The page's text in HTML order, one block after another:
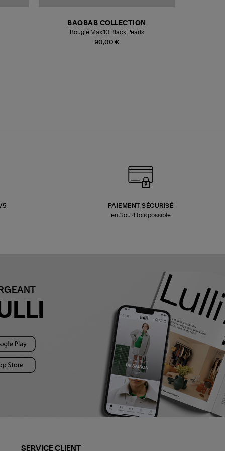
90,00 €
BAOBAB COLLECTION
Bougie Max 10 Black Pearls
5
PAIEMENT SÉCURISÉ
en 3 ou 4 fois possible
SERVICE CLIENT